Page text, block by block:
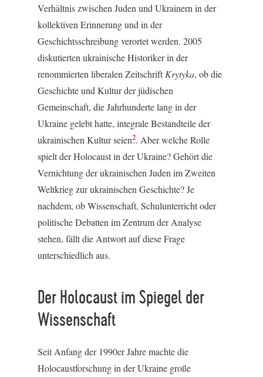
Verhältnis zwischen Juden und Ukrainern in der
kollektiven Erinnerung und in der
Geschichtsschreibung verortet werden. 2005
diskutierten ukrainische Historiker in der
renommierten liberalen ZeitschriftKrytyka, ob die
Geschichte und Kultur der jüdischen
Gemeinschaft, die Jahrhunderte lang in der
Ukraine gelebt hatte, integrale Bestandteile der
ukrainischen Kultur seien2. Aber welche Rolle
spielt der Holocaust in der Ukraine? Gehört die
Vernichtung der ukrainischen Juden im Zweiten
Weltkrieg zur ukrainischen Geschichte? Je
nachdem, ob Wissenschaft, Schulunterricht oder
politische Debatten im Zentrum der Analyse
stehen, fällt die Antwort auf diese Frage
unterschiedlich aus.
Der Holocaust im Spiegel der
Wissenschaft
Seit Anfang der 1990er Jahre machte die
Holocaustforschung in der Ukraine große